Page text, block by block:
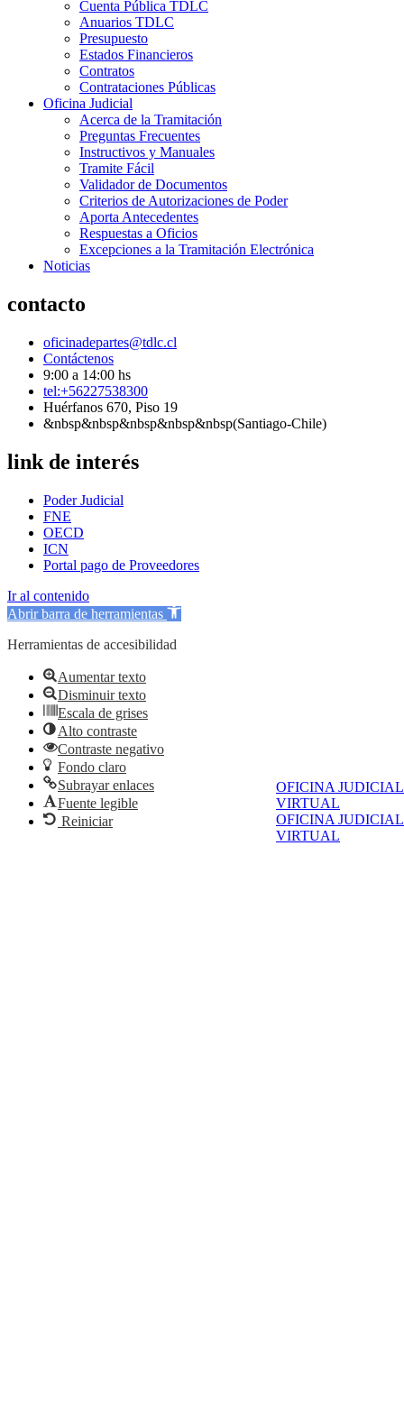
OFICINA JUDICIAL
VIRTUAL
OFICINA JUDICIAL
VIRTUAL
Cuenta Pública TDLC
Anuarios TDLC
Presupuesto
Estados Financieros
Contratos
Contrataciones Públicas
Oficina Judicial
Acerca de la Tramitación
Preguntas Frecuentes
Instructivos y Manuales
Tramite Fácil
Validador de Documentos
Criterios de Autorizaciones de Poder
Aporta Antecedentes
Respuestas a Oficios
Excepciones a la Tramitación Electrónica
Noticias
contacto
oficinadepartes@tdlc.cl
Contáctenos
9:00 a 14:00 hs
tel:+56227538300
Huérfanos 670, Piso 19
&nbsp&nbsp&nbsp&nbsp&nbsp(Santiago-Chile)
link de interés
Poder Judicial
FNE
OECD
ICN
Portal pago de Proveedores
Ir al contenido
Abrir barra de herramientas
Herramientas de accesibilidad
Aumentar texto
Disminuir texto
Escala de grises
Alto contraste
Contraste negativo
Fondo claro
Subrayar enlaces
Fuente legible
Reiniciar